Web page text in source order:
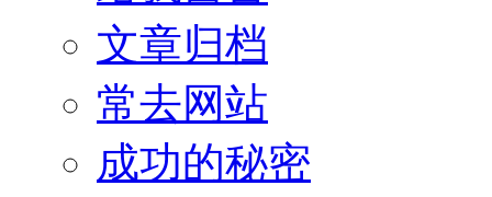
文章归档
常去网站
成功的秘密